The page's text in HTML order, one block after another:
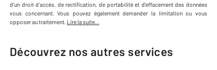
d'un droit d'accès, de rectification, de portabilité et d'effacement des données
vous concernant. Vous pouvez également demander la limitation ou vous
opposer au traitement. Lire la suite...
Découvrez nos autres services